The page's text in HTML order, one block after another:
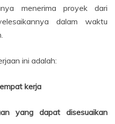
menerima proyek dari
dalam waktu
ini adalah:
kerja
yang dapat disesuaikan